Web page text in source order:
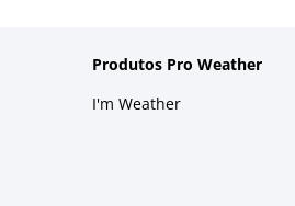
Produtos Pro Weather
I'm Weather